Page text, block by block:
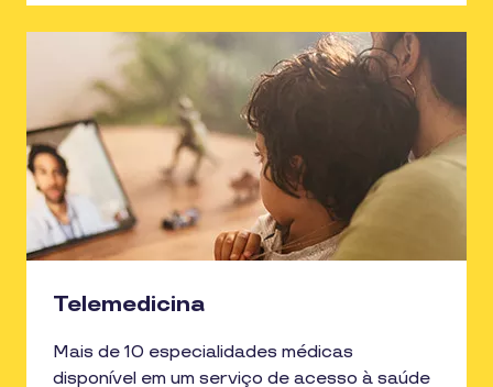
Telemedicina
Mais de 10 especialidades médicas
disponível em um serviço de acesso à saúde